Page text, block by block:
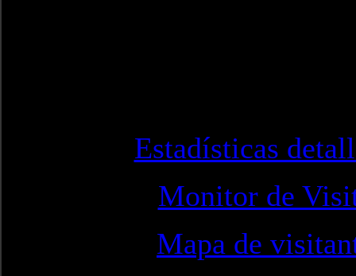
Estadísticas
Monitor de
Mapa de